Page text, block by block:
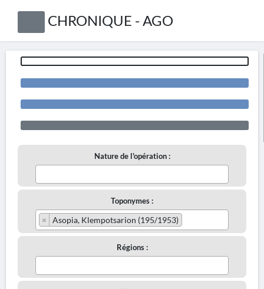
CHRONIQUE - AGO
Nature de l'opération :
Toponymes :
× Asopia, Klempotsarion (195/1953)
Régions :